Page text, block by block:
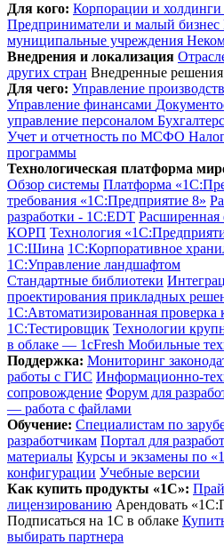
Для кого: Корпорации и холдинги
Предприниматели и малый бизнес
муниципальные учреждения
Внедрения и локализация
других стран Внедренные решения
Для чего: Управление
Управление финансами
управление персоналом
Учет и отчетность по МСФО
программы
Технологическая платформа
Обзор системы Платформа
требования «1С:Предприятие 8»
разработки - 1C:EDT Расширенная
КОРП Технология
1С:Шина 1С:Корпоративное
1С:Управление ландшафтом
Стандартные библиотеки
проектирования прикладных
1С:Автоматизированная проверка
1С:Тестировщик Технологии
в облаке — 1cFresh Мобильные
Поддержка: Мониторинг
работы с ГИС Информационно-
сопровождение Форум для
— работа с файлами
Обучение: Cпециалистам по
разработчикам Портал для
материалы Курсы и экзамены по
конфигурации Учебные версии
Как купить продукты «1С»:
лицензированию Арендовать
Подписаться на 1С в облаке
выбирать партнера